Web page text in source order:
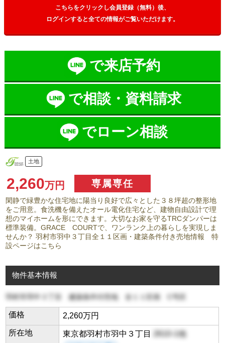
こちらをクリックし会員登録（無料）後、
ログインすると全ての情報がご覧いただけます。
で来店予約
で相談・資料請求
でローン相談
土地
2,260万円 専属専任
閑静で緑豊かな住宅地に陽当り良好で広々とした３８坪超の整形地
をご用意。食洗機を備えたオール電化住宅など、建物自由設計で理
想のマイホームを形にできます。大切なお家を守るTRCダンパーは
標準装備。GRACE COURTで、ワンランク上の暮らしを実現しま
せんか？ 羽村市羽中３丁目全１１区画・建築条件付き売地情報 特
設ページはこちら
物件基本情報
羽村市羽中３丁目 建築条件付売地 全１１区画 C号区
価格
2,260万円
所在地
東京都羽村市羽中３丁目 2610-1他